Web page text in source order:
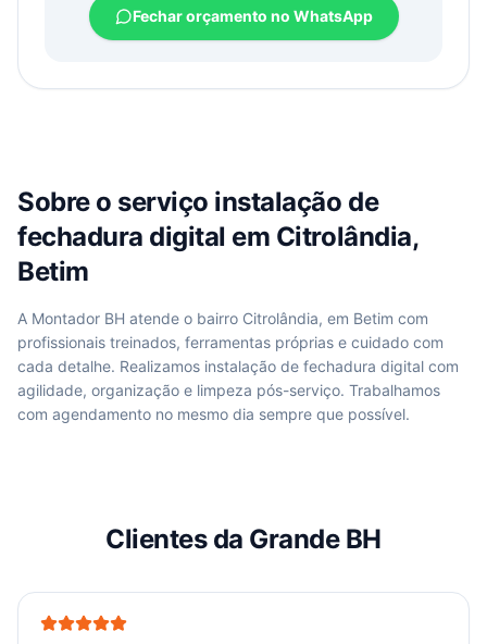
Fechar orçamento no WhatsApp
Sobre o serviço instalação de
fechadura digital em Citrolândia,
Betim
A Montador BH atende o bairro Citrolândia, em Betim com
profissionais treinados, ferramentas próprias e cuidado com
cada detalhe. Realizamos instalação de fechadura digital com
agilidade, organização e limpeza pós-serviço. Trabalhamos
com agendamento no mesmo dia sempre que possível.
Clientes da Grande BH